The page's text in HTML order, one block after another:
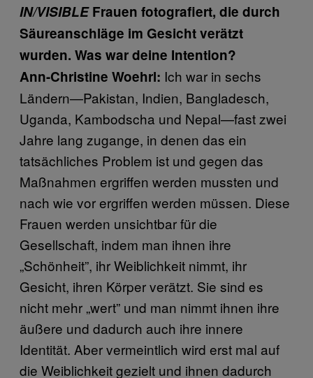
IN/VISIBLEFrauen fotografiert, die durch
Säureanschläge im Gesicht verätzt
wurden. Was war deine Intention?
Ann-Christine Woehrl: Ich war in sechs
Ländern—Pakistan, Indien, Bangladesch,
Uganda, Kambodscha und Nepal—fast zwei
Jahre lang zugange, in denen das ein
tatsächliches Problem ist und gegen das
Maßnahmen ergriffen werden mussten und
nach wie vor ergriffen werden müssen. Diese
Frauen werden unsichtbar für die
Gesellschaft, indem man ihnen ihre
„Schönheit”, ihr Weiblichkeit nimmt, ihr
Gesicht, ihren Körper verätzt. Sie sind es
nicht mehr „wert” und man nimmt ihnen ihre
äußere und dadurch auch ihre innere
Identität. Aber vermeintlich wird erst mal auf
die Weiblichkeit gezielt und ihnen dadurch